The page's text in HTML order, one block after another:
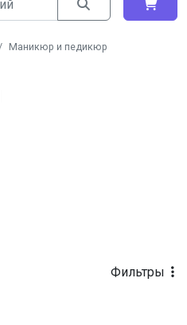
Маникюр и педикюр
Фильтры